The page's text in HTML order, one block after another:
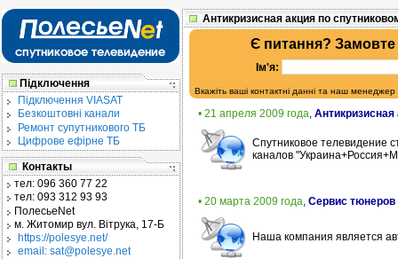
Підключення
Підключення VIASAT
Безкоштовні канали
Ремонт супутникового ТБ
Цифрове ефірне ТБ
Контакты
тел: 096 360 77 22
тел: 093 312 93 93
ПолесьеNet
м. Житомир вул. Вітрука, 17-Б
https://polesye.net/
email: sat@polesye.net
Антикризисная акция по
Є питання? Замовте
Ім'я:
Вкажіть ваші контактні данні та наш
• 21 апреля 2009 года,
Спутниковое телевидение
каналов
• 20 марта 2009 года, Сервис тюнеров
Наша компания является